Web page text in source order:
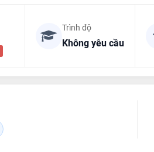
Trình độ
Không yêu cầu